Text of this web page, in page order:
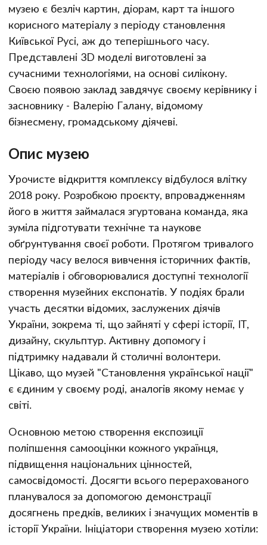
музею є безліч картин, діорам, карт та іншого
корисного матеріалу з періоду становлення
Київської Русі, аж до теперішнього часу.
Представлені 3D моделі виготовлені за
сучасними технологіями, на основі силікону.
Своєю появою заклад завдячує своєму керівнику і
засновнику - Валерію Галану, відомому
бізнесмену, громадському діячеві.
Опис музею
Урочисте відкриття комплексу відбулося влітку
2018 року. Розробкою проєкту, впровадженням
його в життя займалася згуртована команда, яка
зуміла підготувати технічне та наукове
обґрунтування своєї роботи. Протягом тривалого
періоду часу велося вивчення історичних фактів,
матеріалів і обговорювалися доступні технології
створення музейних експонатів. У подіях брали
участь десятки відомих, заслужених діячів
України, зокрема ті, що зайняті у сфері історії, IT,
дизайну, скульптур. Активну допомогу і
підтримку надавали й столичні волонтери.
Цікаво, що музей "Становлення української нації"
є єдиним у своєму роді, аналогів якому немає у
світі.
Основною метою створення експозиції
поліпшення самооцінки кожного українця,
підвищення національних цінностей,
самосвідомості. Досягти всього перерахованого
планувалося за допомогою демонстрації
досягнень предків, великих і значущих моментів в
історії України. Ініціатори створення музею хотіли: